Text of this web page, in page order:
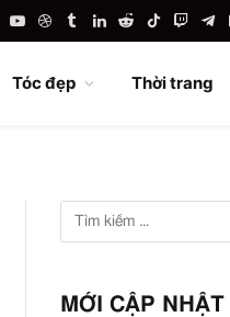
YouTube
Dribbble
TumblrLinkedIn
RedditTikTokTwitch
Tóc đẹp Thời trang
MỚI CẬP NHẬT